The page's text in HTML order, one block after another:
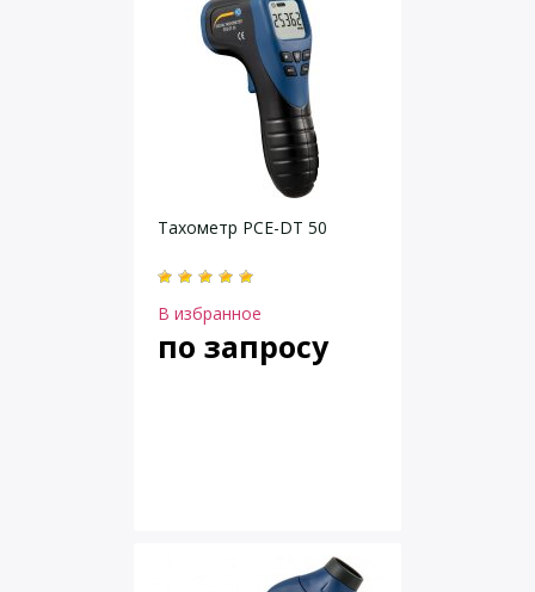
Тахометр PCE-DT 50
В избранное
по запросу